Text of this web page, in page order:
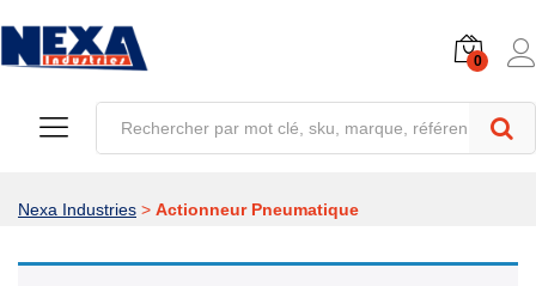
0
Nexa Industries > Actionneur Pneumatique